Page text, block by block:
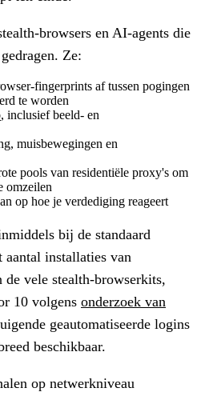
browsers en AI-agents die
Ze:
fingerprints af tussen pogingen
te worden
, inclusief beeld- en
muisbewegingen en
pools van residentiële proxy's om
omzeilen
op hoe je verdediging reageert
bij de standaard
installaties van
vele stealth-browserkits,
10 volgens onderzoek van
geautomatiseerde logins
beschikbaar.
op netwerkniveau